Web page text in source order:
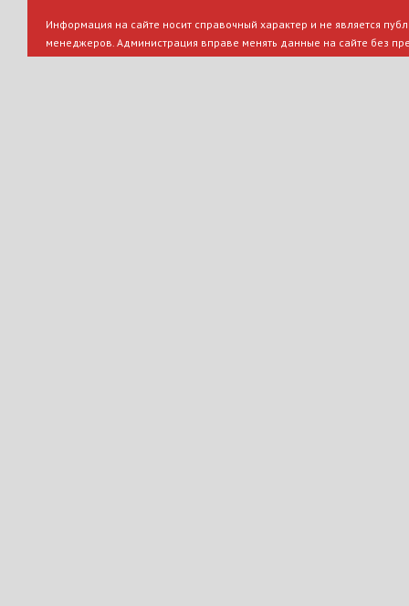
Информация на сайте носит справочный характер и не является
менеджеров. Администрация вправе менять данные на сайте без